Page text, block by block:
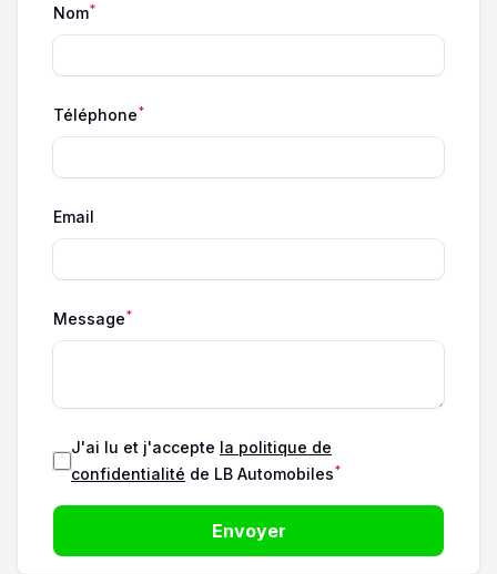
Nom*
Téléphone*
Email
Message*
J'ai lu et j'accepte la politique de
confidentialité de LB Automobiles*
Envoyer